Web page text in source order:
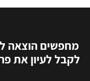
מחפשים הוצאה
לקבל לעיון את